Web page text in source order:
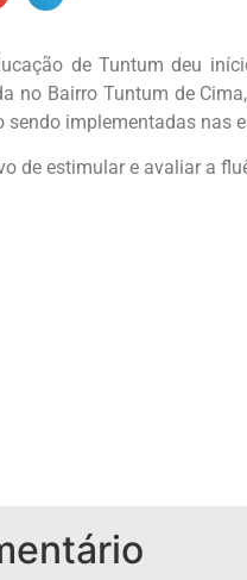
de Tuntum deu
no Bairro Tuntum de
sendo implementadas nas
de estimular e avaliar a